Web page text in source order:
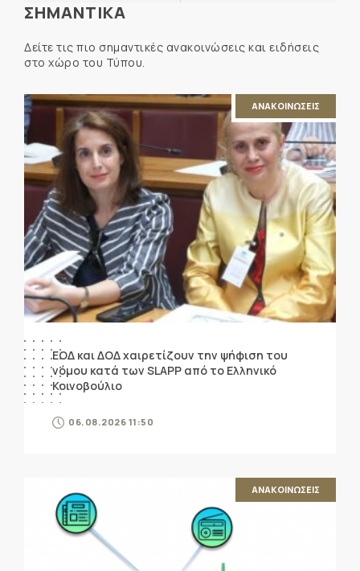
ΣΗΜΑΝΤΙΚΑ
Δείτε τις πιο σημαντικές ανακοινώσεις και ειδήσεις
στο χώρο του Τύπου.
ΑΝΑΚΟΙΝΩΣΕΙΣ
ΕΟΔ και ΔΟΔ χαιρετίζουν την ψήφιση του
νόμου κατά των SLAPP από το Ελληνικό
Κοινοβούλιο
06.08.2026 11:50
ΑΝΑΚΟΙΝΩΣΕΙΣ